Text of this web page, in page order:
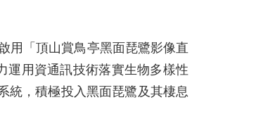
用「頂山賞鳥亭黑面琵鷺影像直
運用資通訊技術落實生物多樣性
統，積極投入黑面琵鷺及其棲息